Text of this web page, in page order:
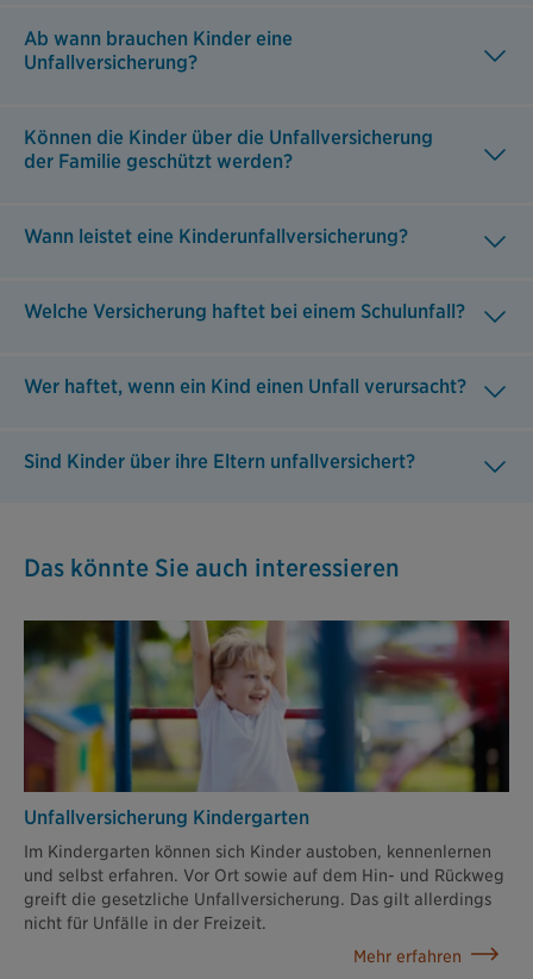
Ab wann brauchen Kinder eine
Unfallversicherung?
Können die Kinder über die Unfallversicherung
der Familie geschützt werden?
Wann leistet eine Kinderunfallversicherung?
Welche Versicherung haftet bei einem Schulunfall?
Wer haftet, wenn ein Kind einen Unfall verursacht?
Sind Kinder über ihre Eltern unfallversichert?
Das könnte Sie auch interessieren
Unfallversicherung Kindergarten
Im Kindergarten können sich Kinder austoben, kennenlernen
und selbst erfahren. Vor Ort sowie auf dem Hin- und Rückweg
greift die gesetzliche Unfallversicherung. Das gilt allerdings
nicht für Unfälle in der Freizeit.
Mehr erfahren